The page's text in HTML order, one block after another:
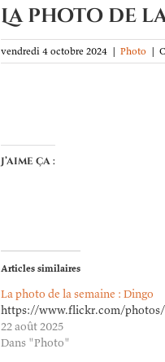
La photo de
vendredi 4 octobre 2024 | Photo |
J’aime ça :
Articles similaires
La photo de la semaine : Dingo
https://www.flickr.com/
22 août 2025
Dans "Photo"